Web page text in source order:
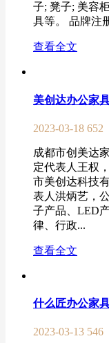
子; 凳子; 美容
具等。 品牌注
查看全文
美创达办公家
2023-03-18 652
成都市创美达
定代表人王权
市美创达科技
表人洪炳艺，
子产品、LED
律、行政...
查看全文
什么匠办公家
2023-03-13 546